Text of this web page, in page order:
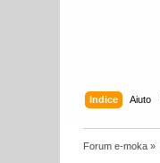
Indice Aiuto
Forum e-moka »